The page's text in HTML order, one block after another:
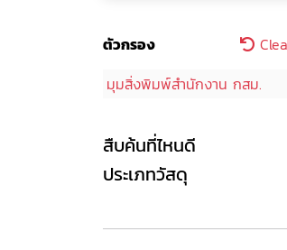
ตัวกรอง
มุมสิ่งพิมพ์สำนักงาน กสม.
สืบค้นที่ไหนดี
ประเภทวัสดุ